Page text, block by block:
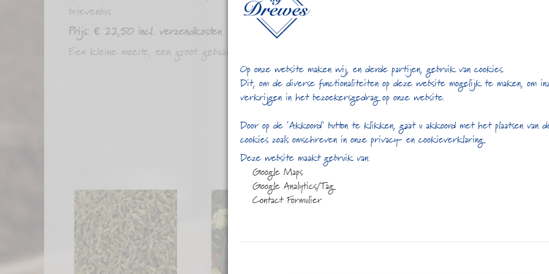
brievenbus.
Prijs: € 22,50 incl. verzendkosten
Een kleine moeite, een groot gebaar. 💌
Gerelateerde
Op onze website maken wij, en derde partijen, gebruik van cookies.
Dit, om de diverse functionaliteiten op deze website mogelijk te maken, om
verkrijgen in het bezoekersgedrag op onze website.
Door op de ‘Akkoord’ button te klikken, gaat u akkoord met het plaatsen van
cookies zoals omschreven in onze privacy- en cookieverklaring
Deze website maakt gebruik van:
Google Maps
Google Analytics/Tag
Contact Formulier